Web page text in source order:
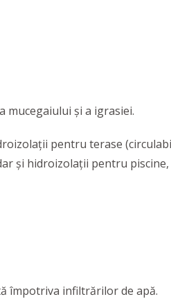
mucegaiului și a igrasiei.
pentru terase
și hidroizolații pentru
împotriva infiltrărilor de apă.